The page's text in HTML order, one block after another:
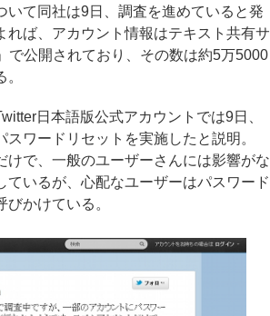
いて同社は9日、調査を進めていると発
れば、アカウント情報はテキスト共有サ
で公開されており、その数は約5万5000
日本語版公式アカウントでは9日、
ワードリセットを実施したと説明。
けで、一般のユーザーさんには影響がな
ているが、心配なユーザーはパスワード
かけている。